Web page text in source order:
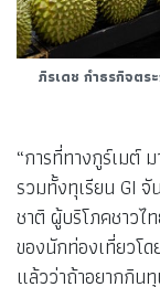
ภิรเดช กำธรกิจตร
“การที่ทางกูร์เมต์
รวมทั้งทุเรียน GI
ชาติ ผู้บริโภคชาวไ
ของนักท่องเที่ยวโ
แล้วว่าถ้าอยากกิน